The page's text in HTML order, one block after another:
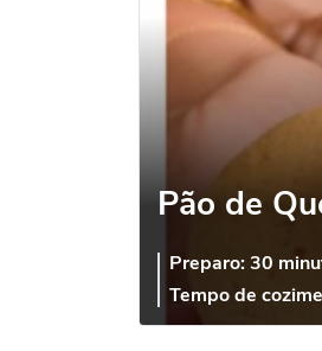
Pão de
Preparo:30
Tempo de